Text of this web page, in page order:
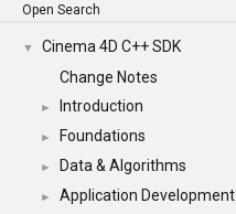
Open Search
▼
Cinema 4D C++ SDK
Change Notes
► Introduction
► Foundations
► Data & Algorithms
► Application Development